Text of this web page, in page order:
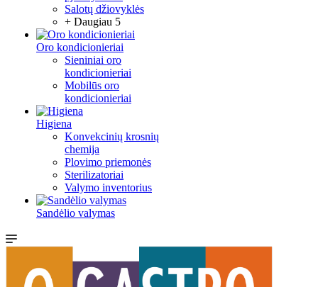
Salotų džiovyklės
+ Daugiau 5
Oro kondicionieriai
Sieniniai oro
kondicionieriai
Mobilūs oro
kondicionieriai
Higiena
Konvekcinių krosnių
chemija
Plovimo priemonės
Sterilizatoriai
Valymo inventorius
Sandėlio valymas